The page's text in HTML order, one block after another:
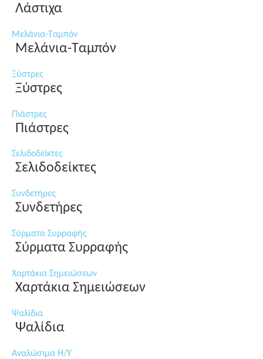
Λάστιχα
Μελάνια-Ταμπόν
Μελάνια-Ταμπόν
Ξύστρες
Ξύστρες
Πιάστρες
Πιάστρες
Σελιδοδείκτες
Σελιδοδείκτες
Συνδετήρες
Συνδετήρες
Σύρματα Συρραφής
Σύρματα Συρραφής
Χαρτάκια Σημειώσεων
Χαρτάκια Σημειώσεων
Ψαλίδια
Ψαλίδια
Αναλώσιμα Η/Υ